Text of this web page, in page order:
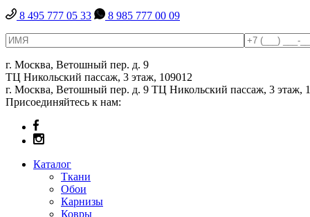
8 495 777 05 33 8 985 777 00 09
г. Москва, Ветошный пер. д. 9
ТЦ Никольский пассаж, 3 этаж, 109012
г. Москва, Ветошный пер. д. 9 ТЦ Никольский пассаж, 3 этаж,
Присоединяйтесь к нам:
Каталог
Ткани
Обои
Карнизы
Ковры